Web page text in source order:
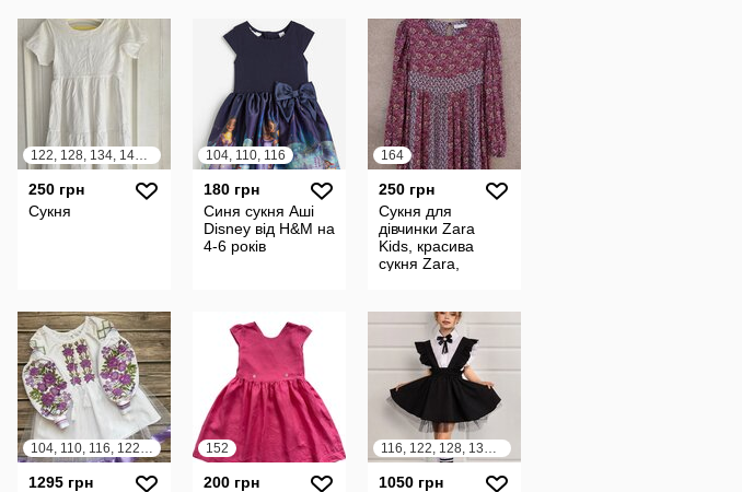
122, 128, 134, 140, 146
250 грн
Сукня
104, 110, 116
180 грн
Синя сукня Аші
Disney від H&M на
4-6 років
164
250 грн
Сукня для
дівчинки Zara
Kids, красива
сукня Zara,
Kids
104, 110, 116, 122, 128, 134, 140, 146, 152, 158
1295 грн
152
200 грн
116, 122, 128, 134, 140
1050 грн